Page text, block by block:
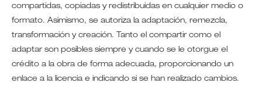
compartidas, copiadas y redistribuidas en cualquier medio o
formato. Asimismo, se autoriza la adaptación, remezcla,
transformación y creación. Tanto el compartir como el
adaptar son posibles siempre y cuando se le otorgue el
crédito a la obra de forma adecuada, proporcionando un
enlace a la licencia e indicando si se han realizado cambios.